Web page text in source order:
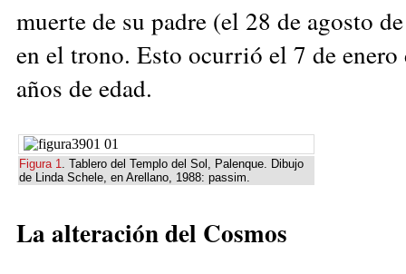
muerte de su padre (el 28 de agosto
en el trono. Esto ocurrió el 7 de
años de edad.
Figura 1
. Tablero del Templo del Sol, Palenque. Dibujo
de Linda Schele, en Arellano, 1988: passim.
La alteración del Cosmos